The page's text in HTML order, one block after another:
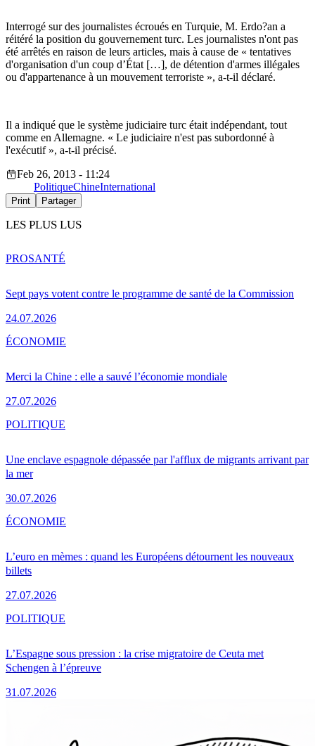
Interrogé sur des journalistes écroués en Turquie, M. Erdo?an a
réitéré la position du gouvernement turc. Les journalistes n'ont pas
été arrêtés en raison de leurs articles, mais à cause de « tentatives
d'organisation d'un coup d’État […], de détention d'armes illégales
ou d'appartenance à un mouvement terroriste », a-t-il déclaré.
Il a indiqué que le système judiciaire turc était indépendant, tout
comme en Allemagne. « Le judiciaire n'est pas subordonné à
l'exécutif », a-t-il précisé.
Feb 26, 2013 - 11:24
PolitiqueChineInternational
Print Partager
LES PLUS LUS
Sept pays votent contre le programme de santé de la Commission
24.07.2026
PROSANTÉ
Merci la Chine : elle a sauvé l’économie mondiale
27.07.2026
ÉCONOMIE
Une enclave espagnole dépassée par l'afflux de migrants arrivant par
la mer
30.07.2026
POLITIQUE
L’euro en mèmes : quand les Européens détournent les nouveaux
billets
27.07.2026
ÉCONOMIE
L’Espagne sous pression : la crise migratoire de Ceuta met
Schengen à l’épreuve
31.07.2026
POLITIQUE